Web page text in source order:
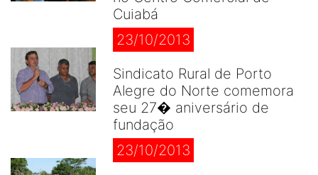
Cuiabá
23/10/2013
Sindicato Rural de Porto
Alegre do Norte comemora
seu 27� aniversário de
fundação
23/10/2013